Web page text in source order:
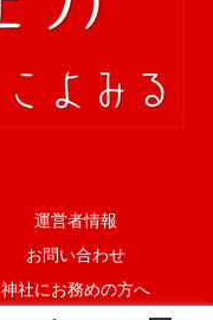
運営者情報
お問い合わせ
神社にお務めの方へ